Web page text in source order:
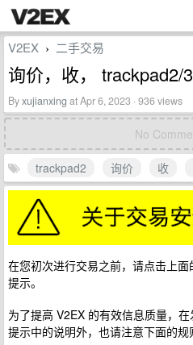
V2EX › 二手交易
询价，收， trackpad2/3
Byxujianxing at Apr 6, 2023 · 936 views
No
trackpad2 询价 收
在您初次进行交易之前，请点击上
提示。
为了提高 V2EX 的有效信息质量，
提示中的说明外，也请注意下面的规